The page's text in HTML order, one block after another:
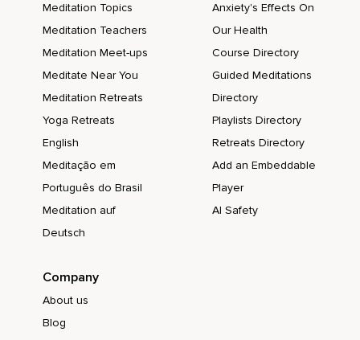
Integrar es permitir que el cuerpo haga su trabajo sin que tú
te metas en medio.
Muchas personas terminan procesos espirituales queriendo
sostener la experiencia como un congelarla.
Repetirla o convertirla en una referencia.
Y eso de nuevo aunque parece lógico vuelve a ser una
interferencia.
La integración ocurre cuando no intentas conservar nada.
Necesitas confiar que lo que has practicado ya está
Porque este trabajo no se nota cuando estás sentada o
Este trabajo se nota cuando te levantas,
Meditation Topics
Meditation Teachers
Meditation Meet-ups
Meditate Near You
Meditation Retreats
Yoga Retreats
English
Meditação em
Português do Brasil
Meditation auf
Deutsch
Anxiety's Effects On
Our Health
Course Directory
Guided Meditations
Directory
Playlists Directory
Retreats Directory
Add an Embeddable
Player
AI Safety
Company
About us
Blog